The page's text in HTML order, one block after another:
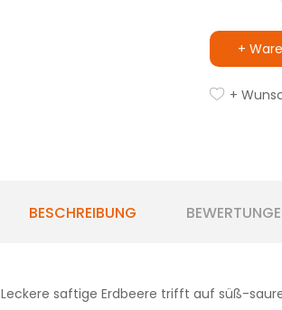
+
+
BESCHREIBUNG
Leckere saftige Erdbeere trifft auf süß-